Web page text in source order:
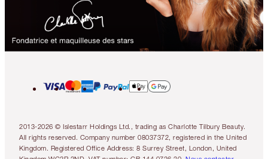
2013-2026 © Islestarr Holdings Ltd., trading as Charlotte Tilbury Beauty.
All rights reserved. Company number 08037372, registered in the United
Kingdom. Registered Office Address: 8 Surrey Street, London, United